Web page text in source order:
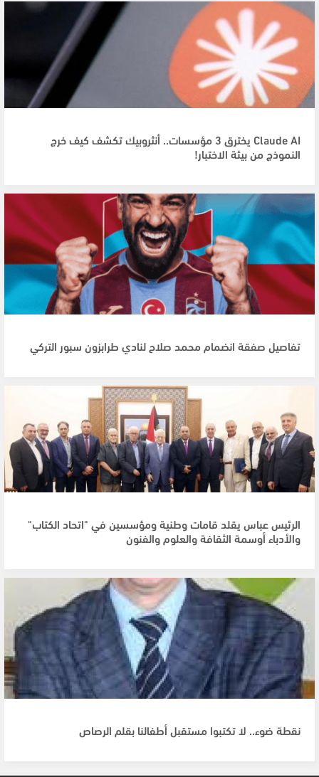
Claude AI يخترق 3 مؤسسات.. أنثروبيك تكشف كيف خرج
النموذج من بيئة الاختبار!
تفاصيل صفقة انضمام محمد صلاح لنادي طرابزون سبور التركي
الرئيس عباس يقلد قامات وطنية ومؤسسين في "اتحاد الكتاب"
والأدباء أوسمة الثقافة والعلوم والفنون
نقطة ضوء.. لا تكتبوا مستقبل أطفالنا بقلم الرصاص